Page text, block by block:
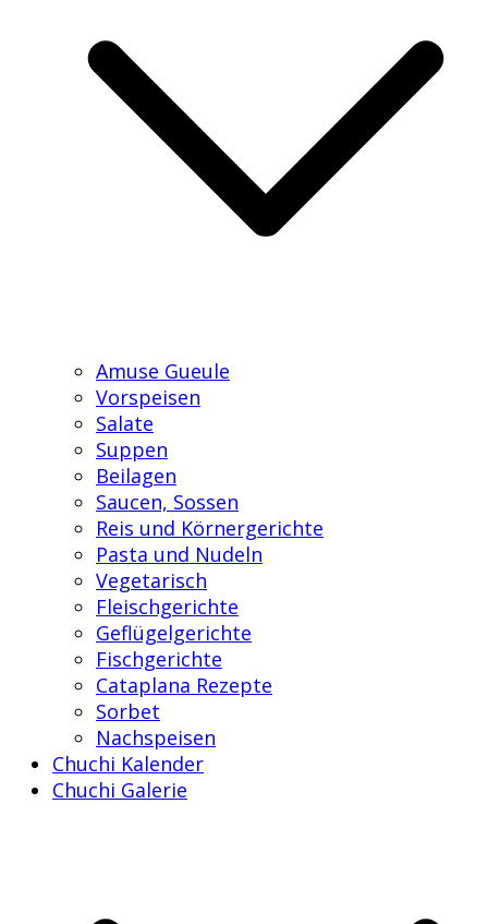
Amuse Gueule
Vorspeisen
Salate
Suppen
Beilagen
Saucen, Sossen
Reis und Körnergerichte
Pasta und Nudeln
Vegetarisch
Fleischgerichte
Geflügelgerichte
Fischgerichte
Cataplana Rezepte
Sorbet
Nachspeisen
Chuchi Kalender
Chuchi Galerie